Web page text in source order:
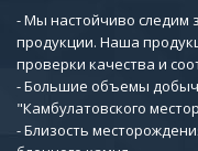
- Мы настойчиво следим
продукции. Наша
проверки качества и
- Большие объемы
"Камбулатовского
- Близость